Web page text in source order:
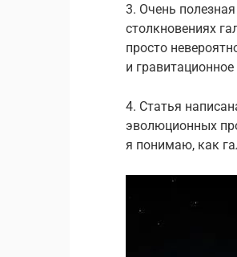
3. Очень
столкновениях
просто
и
4. Статья
эволюционных
я понимаю, как